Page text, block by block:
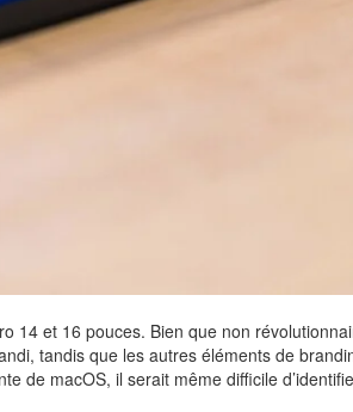
14 et 16 pouces. Bien que non
tandis que les autres éléments de
de macOS, il serait même difficile